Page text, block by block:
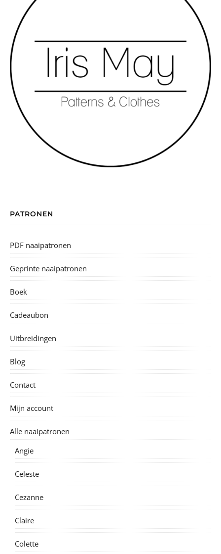
PATRONEN
PDF naaipatronen
Geprinte naaipatronen
Boek
Cadeaubon
Uitbreidingen
Blog
Contact
Mijn account
Alle naaipatronen
Angie
Celeste
Cezanne
Claire
Colette